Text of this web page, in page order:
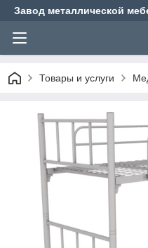
Завод металлической
Товары и услуги